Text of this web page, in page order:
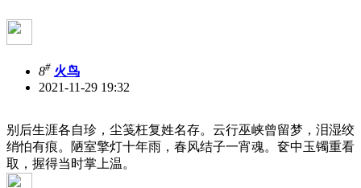
8# 火鸟
2021-11-29 19:32
别后生涯各自珍，尘笺枉复姓名存。云行巫峡曾留梦，泪湿绞
绡怕有痕。陋室擎灯十年雨，春风结子一宵魂。奁中玉镯重看
取，握得当时掌上温。